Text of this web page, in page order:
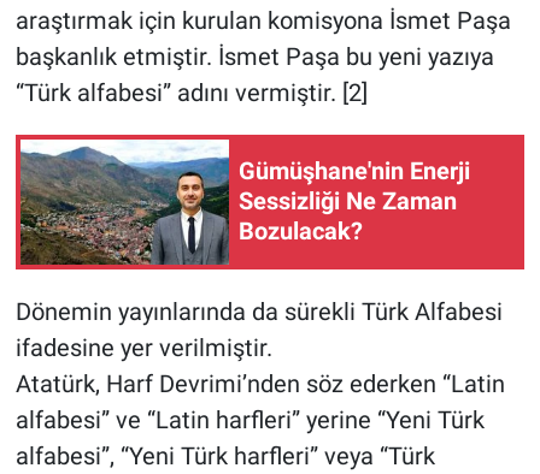
araştırmak için kurulan komisyona İsmet Paşa
başkanlık etmiştir. İsmet Paşa bu yeni yazıya
“Türk alfabesi” adını vermiştir. [2]
Gümüşhane'nin Enerji
Sessizliği Ne Zaman
Bozulacak?
Dönemin yayınlarında da sürekli Türk Alfabesi
ifadesine yer verilmiştir.
Atatürk, Harf Devrimi’nden söz ederken “Latin
alfabesi” ve “Latin harfleri” yerine “Yeni Türk
alfabesi”, “Yeni Türk harfleri” veya “Türk